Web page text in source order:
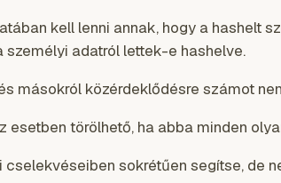
kell lenni annak, hogy a
személyi adatról lettek-e hashelve.
másokról közérdeklődésre számot
törölhető, ha abba minden
sokrétűen segítse, de